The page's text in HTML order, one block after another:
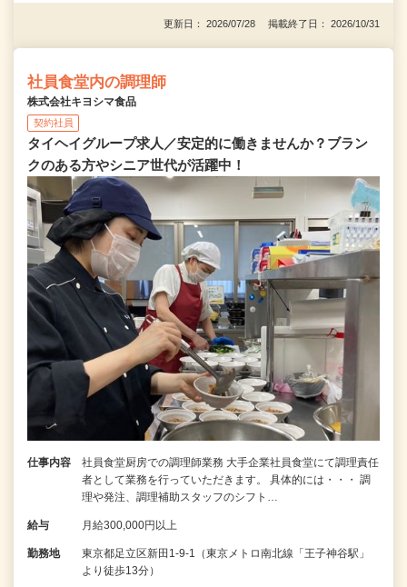
更新日： 2026/07/28 掲載終了日： 2026/10/31
社員食堂内の調理師
株式会社キヨシマ食品
契約社員
タイヘイグループ求人／安定的に働きませんか？ブラン
クのある方やシニア世代が活躍中！
仕事内容
社員食堂厨房での調理師業務 大手企業社員食堂にて調理責任
者として業務を行っていただきます。 具体的には・・・ 調
理や発注、調理補助スタッフのシフト…
給与 月給300,000円以上
勤務地
東京都足立区新田1-9-1（東京メトロ南北線「王子神谷駅」
より徒歩13分）